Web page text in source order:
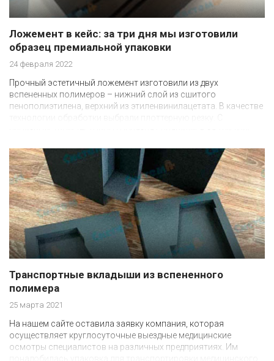
Ложемент в кейс: за три дня мы изготовили
образец премиальной упаковки
24 февраля 2022
Прочный эстетичный ложемент изготовили из двух
вспененных полимеров – нижний слой из сшитого
пенополиэтилена, верхний из этиленвинилацетата. В качестве
Транспортные вкладыши из вспененного
полимера
25 марта 2021
На нашем сайте оставила заявку компания, которая
осуществляет круглосуточные выездные медицинские
осмотры специалистов на различных предприятиях. Им